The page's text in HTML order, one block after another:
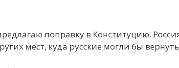
поправку в Конституцию.
мест, куда русские могли бы